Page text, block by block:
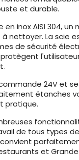
et durable.
en inox AISI 304,
nettoyer. La scie
de sécurité
24V et
étanches
pratique.
de tous types
convient
et